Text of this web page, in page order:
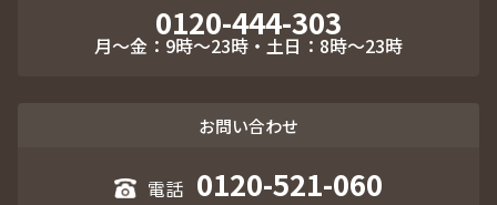
0120-444-303
月～金：9時～23時・土日：8時～23時
お問い合わせ
0120-521-060